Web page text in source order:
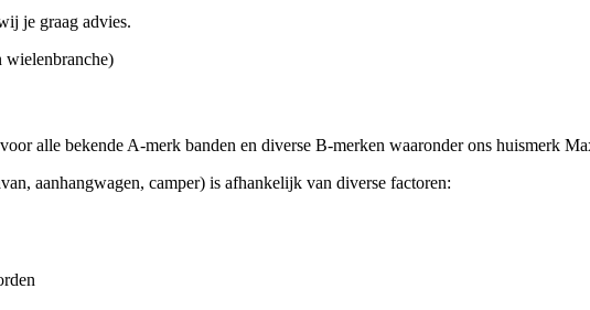
je graag advies.
wielenbranche)
alle bekende A-merk banden en diverse B-merken waaronder ons huismerk
aanhangwagen, camper) is afhankelijk van diverse factoren: